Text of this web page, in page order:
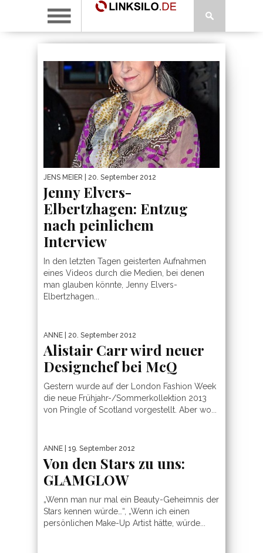
JENS MEIER | 20. September 2012
Jenny Elvers-
Elbertzhagen: Entzug
nach peinlichem
Interview
In den letzten Tagen geisterten Aufnahmen
eines Videos durch die Medien, bei denen
man glauben könnte, Jenny Elvers-
Elbertzhagen...
ANNE | 20. September 2012
Alistair Carr wird neuer
Designchef bei McQ
Gestern wurde auf der London Fashion Week
die neue Frühjahr-/Sommerkollektion 2013
von Pringle of Scotland vorgestellt. Aber wo...
ANNE | 19. September 2012
Von den Stars zu uns:
GLAMGLOW
„Wenn man nur mal ein Beauty-Geheimnis der
Stars kennen würde…“, „Wenn ich einen
persönlichen Make-Up Artist hätte, würde...